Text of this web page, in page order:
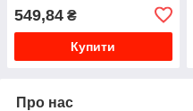
549,84 ₴
Купити
Про нас